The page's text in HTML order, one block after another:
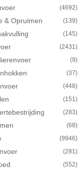
(4692)
& Opruimen (139)
(145)
(2431)
(9)
(37)
(448)
(151)
(283)
(68)
(9946)
(281)
(552)